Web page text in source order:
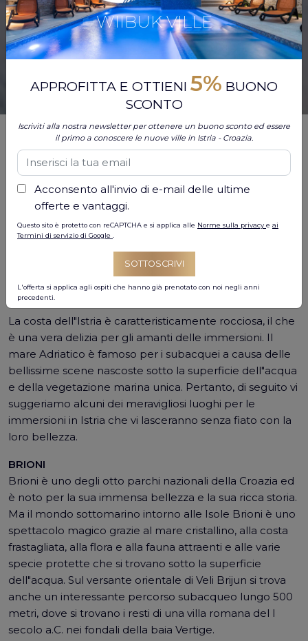
Isole e isolotti magici, bellissime spiagge e baie e altre
immense bellezze dell"Istria hanno deliziato i visitatori
per molti anni. Ma, a parte tutte le bellezze costiere, il
mondo sottomarino dell"Adriatico nasconde scenari
magici che dovresti assolutamente vedere.
Durante il vostro soggiorno in Istria, oltre a prendere il
sole sulle bellissime spiagge e bere ottimi cocktail nei
bar sulla spiaggia, vi suggeriamo sicuramente di osare
fare immersioni nel bellissimo Adriatico e scoprire il
magico mondo sottomarino.
La costa dell"Istria è caratteristicamente rocciosa, il che
è una vera delizia per gli amanti delle immersioni. Il
mare Adriatico è famoso per i subacquei a causa delle
bellissime scene nascoste sotto la superficie dell"acqua
e della vegetazione marina unica. Pertanto, di seguito vi
suggeriamo alcuni dei meravigliosi luoghi per le
immersioni in Istria che vi lasceranno senza fiato con la
loro bellezza.
BRIONI
Brioni è uno degli otto parchi nazionali della Croazia ed
è noto per la sua immensa bellezza e la sua ricca storia.
Ma il mondo sottomarino intorno alle Isole Brioni è uno
spettacolo magico grazie al mare cristallino, alla costa
frastagliata, alla flora e alla fauna attraenti e alle varie
specie protette che si trovano sotto la superficie
dell"acqua. Sul versante orientale di Veli Brijun si trova
anche un interessante percorso subacqueo lungo 500
metri, dove si trovano i resti di una villa romana del I
secolo a.C. nei fondali della baia Vertige.
WIIBUK VILLE
APPROFITTA E OTTIENI 5% BUONO
SCONTO
Iscriviti alla nostra newsletter per ottenere un buono sconto ed essere
il primo a conoscere le nuove ville in Istria - Croazia.
Acconsento all'invio di e-mail delle ultime
offerte e vantaggi.
Questo sito è protetto con reCAPTCHA e si applica alle Norme sulla privacy e ai
Termini di servizio di Google
SOTTOSCRIVI
L'offerta si applica agli ospiti che hanno già prenotato con noi negli anni
precedenti.